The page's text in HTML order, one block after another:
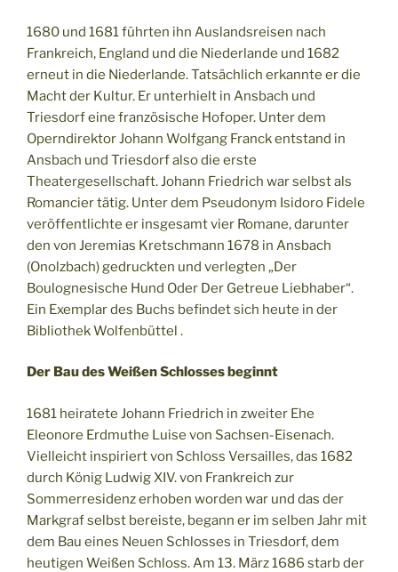
1680 und 1681 führten ihn Auslandsreisen nach
Frankreich, England und die Niederlande und 1682
erneut in die Niederlande. Tatsächlich erkannte er die
Macht der Kultur. Er unterhielt in Ansbach und
Triesdorf eine französische Hofoper. Unter dem
Operndirektor Johann Wolfgang Franck entstand in
Ansbach und Triesdorf also die erste
Theatergesellschaft. Johann Friedrich war selbst als
Romancier tätig. Unter dem Pseudonym Isidoro Fidele
veröffentlichte er insgesamt vier Romane, darunter
den von Jeremias Kretschmann 1678 in Ansbach
(Onolzbach) gedruckten und verlegten „Der
Boulognesische Hund Oder Der Getreue Liebhaber“.
Ein Exemplar des Buchs befindet sich heute in der
Bibliothek Wolfenbüttel .
Der Bau des Weißen Schlosses beginnt
1681 heiratete Johann Friedrich in zweiter Ehe
Eleonore Erdmuthe Luise von Sachsen-Eisenach.
Vielleicht inspiriert von Schloss Versailles, das 1682
durch König Ludwig XIV. von Frankreich zur
Sommerresidenz erhoben worden war und das der
Markgraf selbst bereiste, begann er im selben Jahr mit
dem Bau eines Neuen Schlosses in Triesdorf, dem
heutigen Weißen Schloss. Am 13. März 1686 starb der